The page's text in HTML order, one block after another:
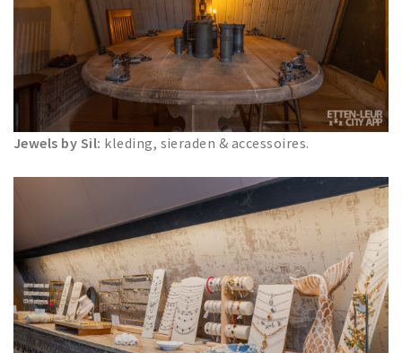
Jewels by Sil: kleding, sieraden & accessoires.